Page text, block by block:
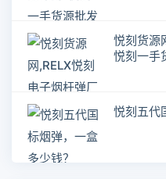
悦刻货源
悦刻一手
悦刻五代